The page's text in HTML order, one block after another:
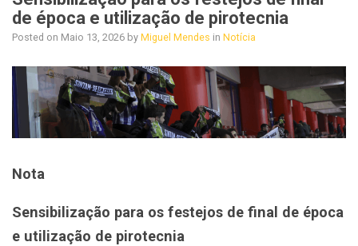
de época e utilização de pirotecnia
Posted on Maio 13, 2026 by Miguel Mendes in Notícia
Nota
Sensibilização para os festejos de final de época
e utilização de pirotecnia